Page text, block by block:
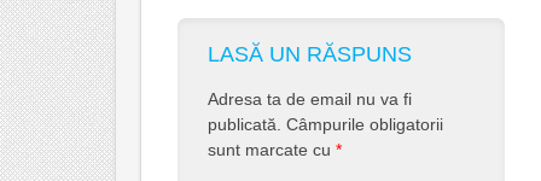
LASĂ UN RĂSPUNS
Adresa ta de email nu va fi
publicată. Câmpurile obligatorii
sunt marcate cu *